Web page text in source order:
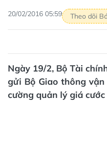
20/02/2016 05:59 Theo dõi
Ngày 19/2, Bộ Tài
gửi Bộ Giao thông
cường quản lý giá